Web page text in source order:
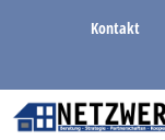
Kontakt